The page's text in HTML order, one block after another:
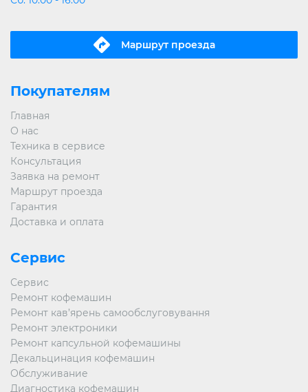
Маршрут проeзда
Покупателям
Главная
О нас
Техника в сервисе
Консультация
Заявка на ремонт
Маршрут проезда
Гарантия
Доставка и оплата
Сервис
Сервис
Ремонт кофемашин
Ремонт кав’ярень самообслуговування
Ремонт электроники
Ремонт капсульной кофемашины
Декальцинация кофемашин
Обслуживание
Диагностика кофемашин